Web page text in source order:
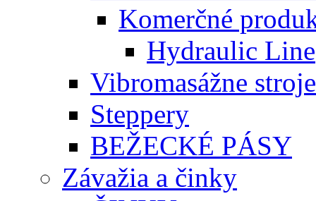
Komerčné
Hydraulic Line
Vibromasážne stroje
Steppery
BEŽECKÉ PÁSY
Závažia a činky